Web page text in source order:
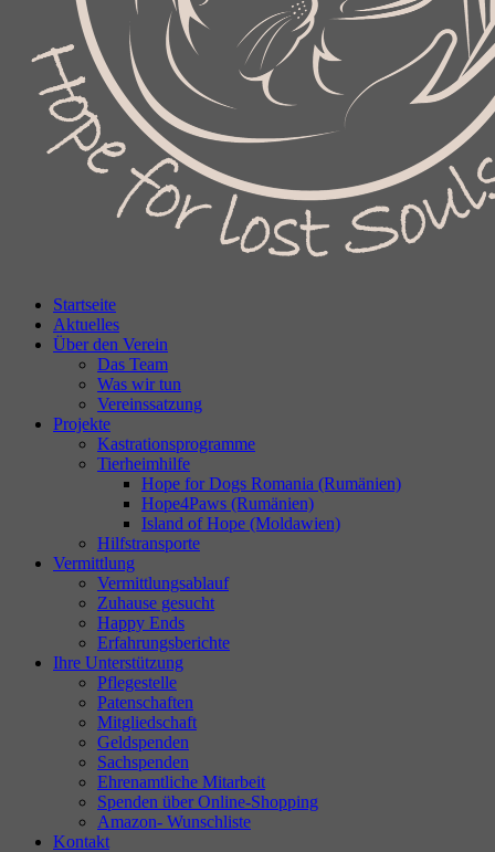
Startseite
Aktuelles
Über den Verein
Das Team
Was wir tun
Vereinssatzung
Projekte
Kastrationsprogramme
Tierheimhilfe
Hope for Dogs Romania (Rumänien)
Hope4Paws (Rumänien)
Island of Hope (Moldawien)
Hilfstransporte
Vermittlung
Vermittlungsablauf
Zuhause gesucht
Happy Ends
Erfahrungsberichte
Ihre Unterstützung
Pflegestelle
Patenschaften
Mitgliedschaft
Geldspenden
Sachspenden
Ehrenamtliche Mitarbeit
Spenden über Online-Shopping
Amazon- Wunschliste
Kontakt